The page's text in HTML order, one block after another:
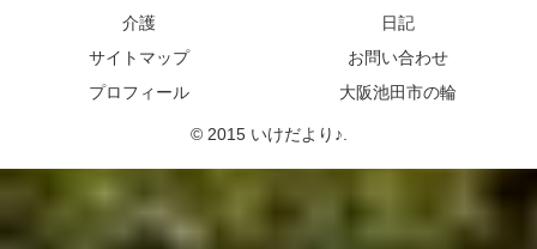
介護
日記
サイトマップ
お問い合わせ
プロフィール
大阪池田市の輪
© 2015 いけだより♪.